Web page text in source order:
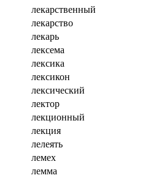
лекарственный
лекарство
лекарь
лексема
лексика
лексикон
лексический
лектор
лекционный
лекция
лелеять
лемех
лемма